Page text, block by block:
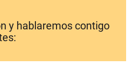
y hablaremos contigo